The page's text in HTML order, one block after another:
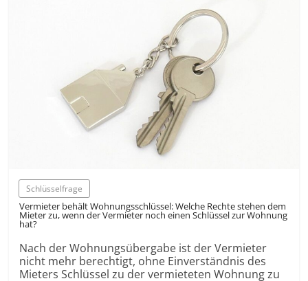
Schlüsselfrage
Vermieter behält Wohnungs­schlüssel: Welche Rechte stehen dem
Mieter zu, wenn der Vermieter noch einen Schlüssel zur Wohnung
hat?
Nach der Wohnungsübergabe ist der Vermieter
nicht mehr berechtigt, ohne Ein­verständnis des
Mieters Schlüssel zu der vermieteten Wohnung zu